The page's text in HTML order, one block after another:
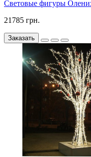
Световые фигуры
21785 грн.
Заказать